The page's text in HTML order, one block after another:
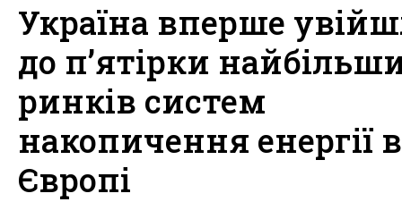
Україна вперше
до п’ятірки
ринків систем
накопичення енергії в
Європі